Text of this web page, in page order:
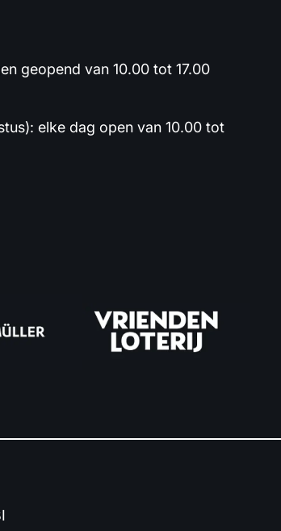
geopend van 10.00 tot 17.00
elke dag open van 10.00 tot